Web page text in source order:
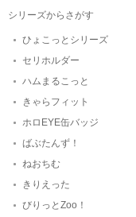
シリーズからさがす
ひょこっとシリーズ
セリホルダー
ハムまるこっと
きゃらフィット
ホロEYE缶バッジ
ばぶたんず！
ねおちむ
きりえった
びりっとZoo！